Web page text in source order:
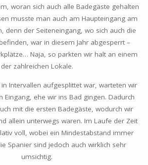
woran sich auch alle Badegäste gehalten
musste man auch am Haupteingang am
denn der Seiteneingang, wo sich auch die
war in diesem Jahr abgesperrt –
Naja, so parkten wir halt an einem
der zahlreichen Lokale.
Intervallen aufgesplittet war, warteten wir
Eingang, ehe wir ins Bad gingen. Dadurch
mit die ersten Badegäste, wodurch wir
allein unterwegs waren. Im Laufe der Zeit
voll, wobei ein Mindestabstand immer
Spanier sind jedoch auch wirklich sehr
umsichtig.